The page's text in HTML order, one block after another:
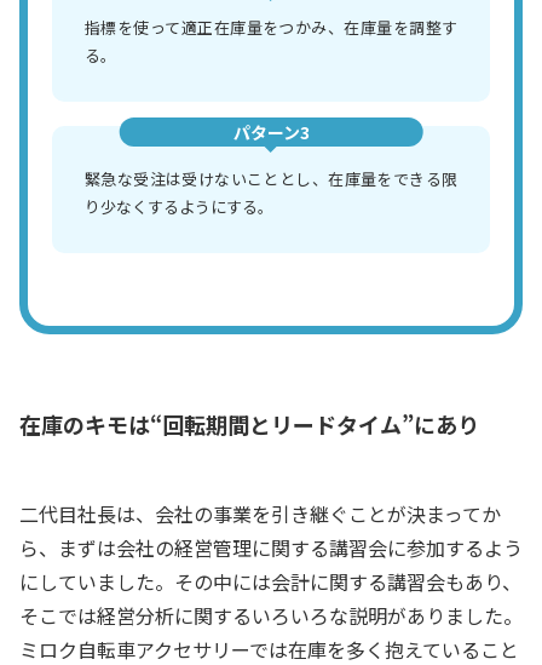
指標を使って適正在庫量をつかみ、在庫量を調整す
る。
パターン3
緊急な受注は受けないこととし、在庫量をできる限
り少なくするようにする。
在庫のキモは“回転期間とリードタイム”にあり
二代目社長は、会社の事業を引き継ぐことが決まってか
ら、まずは会社の経営管理に関する講習会に参加するよう
にしていました。その中には会計に関する講習会もあり、
そこでは経営分析に関するいろいろな説明がありました。
ミロク自転車アクセサリーでは在庫を多く抱えていること